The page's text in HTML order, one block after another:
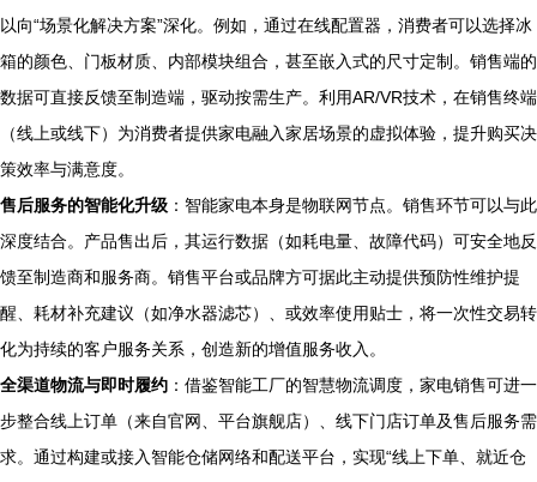
以向“场景化解决方案”深化。例如，通过在线配置器，消费者可以选择冰
箱的颜色、门板材质、内部模块组合，甚至嵌入式的尺寸定制。销售端的
数据可直接反馈至制造端，驱动按需生产。利用AR/VR技术，在销售终端
（线上或线下）为消费者提供家电融入家居场景的虚拟体验，提升购买决
策效率与满意度。
售后服务的智能化升级 ：智能家电本身是物联网节点。销售环节可以与此
深度结合。产品售出后，其运行数据（如耗电量、故障代码）可安全地反
馈至制造商和服务商。销售平台或品牌方可据此主动提供预防性维护提
醒、耗材补充建议（如净水器滤芯）、或效率使用贴士，将一次性交易转
化为持续的客户服务关系，创造新的增值服务收入。
全渠道物流与即时履约 ：借鉴智能工厂的智慧物流调度，家电销售可进一
步整合线上订单（来自官网、平台旗舰店）、线下门店订单及售后服务需
求。通过构建或接入智能仓储网络和配送平台，实现“线上下单、就近仓